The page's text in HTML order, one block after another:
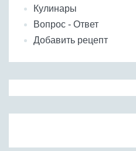
Кулинары
Вопрос - Ответ
Добавить рецепт